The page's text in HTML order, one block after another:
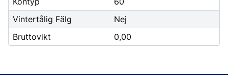
Vintertålig Fälg
Nej
Bruttovikt
0,00